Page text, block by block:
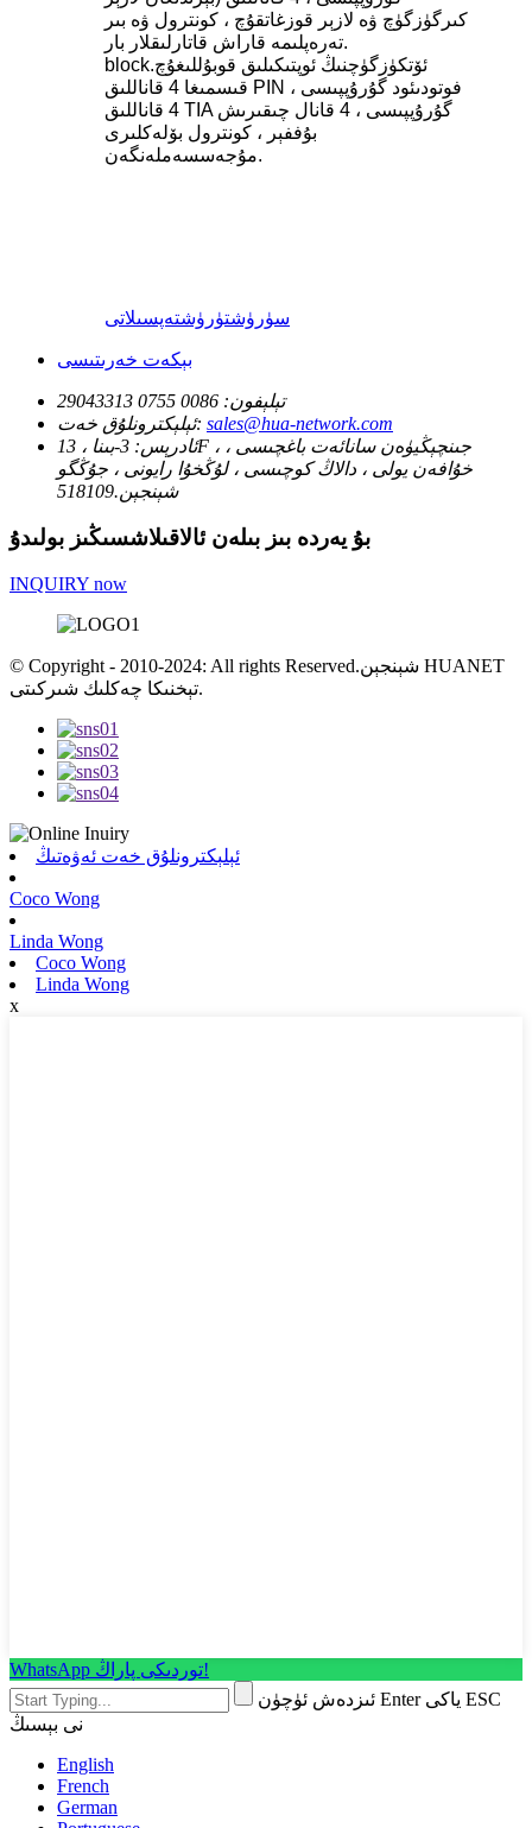
كىرگۈزگۈچ ۋە لازېر قوزغاتقۇچ ، كونترول ۋە بىر
تەرەپلىمە قاراش قاتارلىقلار بار.
block.ئۆتكۈزگۈچنىڭ ئوپتىكىلىق قوبۇللىغۇچ
قىسمىغا 4 قاناللىق PIN فوتودىئود گۇرۇپپىسى ،
4 قاناللىق TIA گۇرۇپپىسى ، 4 قانال چىقىرىش
بۇففېر ، كونترول بۆلەكلىرى
مۇجەسسەملەنگەن.
سۈرۈشتۈرۈشتەپسىلاتى
بېكەت خەرىتىسى
تېلېفون: 0086 0755 29043313
ئېلېكترونلۇق خەت: sales@hua-network.com
ئادرېس:
3-بىنا ، 13F ، جىنچېڭيۈەن سانائەت باغچىسى ،
خۇافەن يولى ، دالاڭ كوچىسى ، لۇڭخۇا رايونى ، جۇڭگو
شېنجېن.518109
بۇ يەردە بىز بىلەن ئالاقىلاشسىڭىز بولىدۇ
INQUIRY now
© Copyright - 2010-2024: All rights Reserved.شېنجېن HUANET
تېخنىكا چەكلىك شىركىتى.
ئېلېكترونلۇق خەت ئەۋەتىڭ
Coco Wong
Linda Wong
Coco Wong
Linda Wong
x
WhatsApp توردىكى پاراڭ!
ئىزدەش ئۈچۈن Enter ياكى ESC
نى بېسىڭ
English
French
German